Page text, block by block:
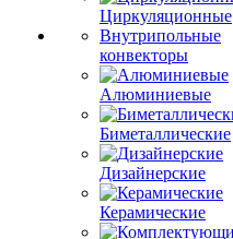
Циркуляционные
Внутрипольные
конвекторы
Алюминиевые
Биметаллические
Дизайнерские
Керамические